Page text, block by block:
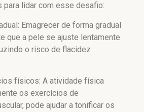
para lidar com esse desafio:
Emagrecer de forma gradual
que a pele se ajuste lentamente
o risco de flacidez
físicos: A atividade física
os exercícios de
pode ajudar a tonificar os